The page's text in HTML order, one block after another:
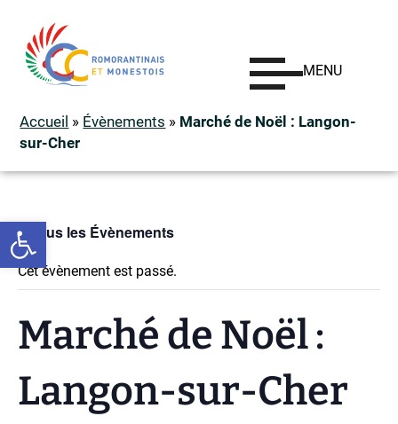
Ouvrir la barre d’outils
MENU
Accueil » Évènements » Marché de Noël : Langon-
sur-Cher
« Tous les Évènements
Cet évènement est passé.
Marché de Noël :
Langon-sur-Cher